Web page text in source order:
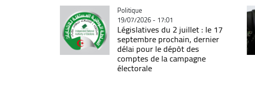
Catégorie
Politique
19/07/2026 - 17:01
Législatives du 2 juillet : le 17
septembre prochain, dernier
délai pour le dépôt des
comptes de la campagne
électorale